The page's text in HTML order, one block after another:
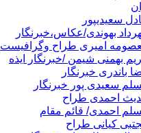
سعیدیپور
بهوندی/عکاس،خبرنگار
امیری طراح وگرافیست
بهمنی شیمن /خبرنگار ایذه
باندری خبرنگار
سعیدی پور خبرنگار
احمدی طراح
احمدی/ قائم مقام
کیانی طراح